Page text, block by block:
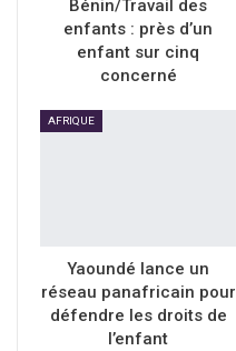
Bénin/Travail des
enfants : près d’un
enfant sur cinq
concerné
AFRIQUE
Yaoundé lance un
réseau panafricain pour
défendre les droits de
l’enfant